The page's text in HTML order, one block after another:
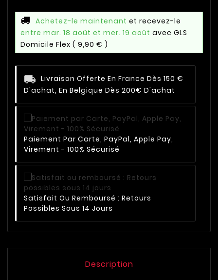
Achetez-le maintenant et recevez-le
entre mar. 18 août et mer. 19 août avec GLS
Domicile Flex ( 9,90 € )
Livraison Offerte En France Dès 150 €
D'achat, En Belgique Dès 200€ D'achat
Paiement Par Carte, PayPal, Apple Pay,
Virement - 100% Sécurisé
Satisfait Ou Remboursé : Retours
Possibles Sous 14 Jours
Description